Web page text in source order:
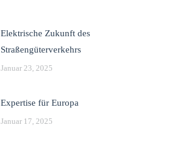
Elektrische Zukunft des
Straßengüterverkehrs
Januar 23, 2025
Expertise für Europa
Januar 17, 2025